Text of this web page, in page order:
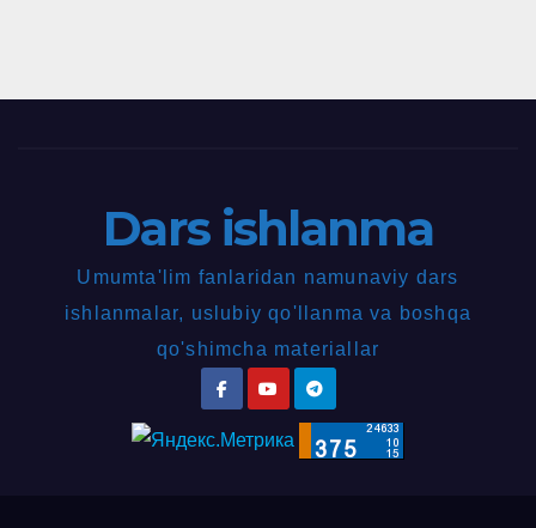
Dars ishlanma
Umumta'lim fanlaridan namunaviy dars
ishlanmalar, uslubiy qo'llanma va boshqa
qo'shimcha materiallar